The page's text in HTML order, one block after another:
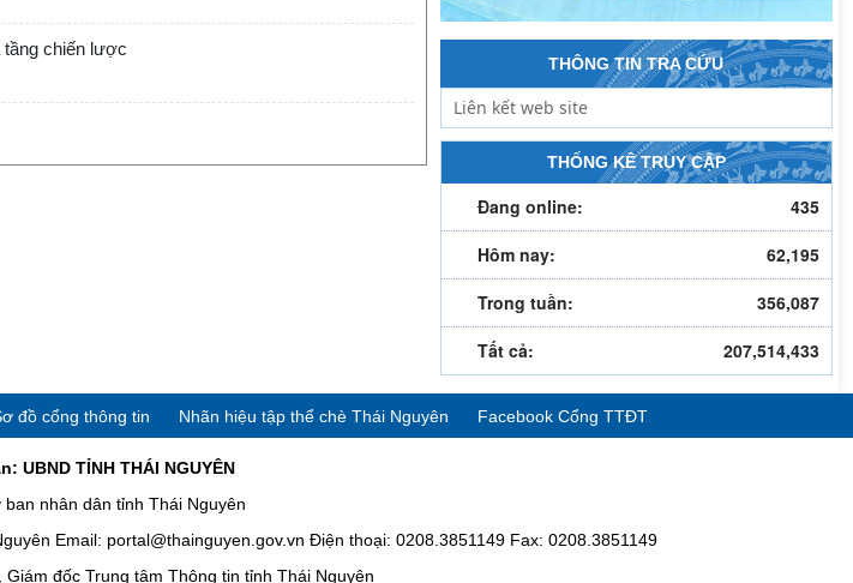
tầng chiến lược
THÔNG TIN TRA CỨU
THỐNG KÊ TRUY CẬP
Đang online:
435
Hôm nay:
62,195
Trong tuần:
356,087
Tất cả:
207,514,433
đồ cổng thông tin Nhãn hiệu tập thể chè Thái Nguyên Facebook Cổng TTĐT
UBND TỈNH THÁI NGUYÊN
ban nhân dân tỉnh Thái Nguyên
Email: portal@thainguyen.gov.vn Điện thoại: 0208.3851149 Fax: 0208.3851149
đốc Trung tâm Thông tin tỉnh Thái Nguyên